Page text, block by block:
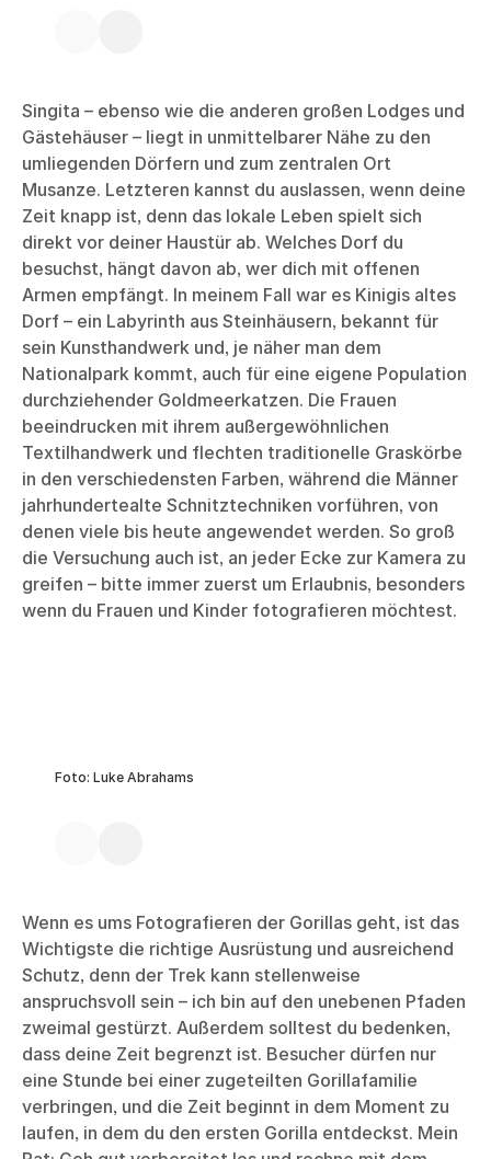
Singita – ebenso wie die anderen großen Lodges und
Gästehäuser – liegt in unmittelbarer Nähe zu den
umliegenden Dörfern und zum zentralen Ort
Musanze. Letzteren kannst du auslassen, wenn deine
Zeit knapp ist, denn das lokale Leben spielt sich
direkt vor deiner Haustür ab. Welches Dorf du
besuchst, hängt davon ab, wer dich mit offenen
Armen empfängt. In meinem Fall war es Kinigis altes
Dorf – ein Labyrinth aus Steinhäusern, bekannt für
sein Kunsthandwerk und, je näher man dem
Nationalpark kommt, auch für eine eigene Population
durchziehender Goldmeerkatzen. Die Frauen
beeindrucken mit ihrem außergewöhnlichen
Textilhandwerk und flechten traditionelle Graskörbe
in den verschiedensten Farben, während die Männer
jahrhundertealte Schnitztechniken vorführen, von
denen viele bis heute angewendet werden. So groß
die Versuchung auch ist, an jeder Ecke zur Kamera zu
greifen – bitte immer zuerst um Erlaubnis, besonders
wenn du Frauen und Kinder fotografieren möchtest.
Foto: Luke Abrahams
Wenn es ums Fotografieren der Gorillas geht, ist das
Wichtigste die richtige Ausrüstung und ausreichend
Schutz, denn der Trek kann stellenweise
anspruchsvoll sein – ich bin auf den unebenen Pfaden
zweimal gestürzt. Außerdem solltest du bedenken,
dass deine Zeit begrenzt ist. Besucher dürfen nur
eine Stunde bei einer zugeteilten Gorillafamilie
verbringen, und die Zeit beginnt in dem Moment zu
laufen, in dem du den ersten Gorilla entdeckst. Mein